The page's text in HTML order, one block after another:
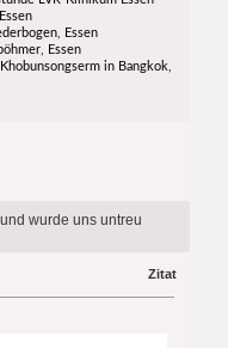
Essen
Essen
in Bangkok,
wurde uns untreu
Zitat